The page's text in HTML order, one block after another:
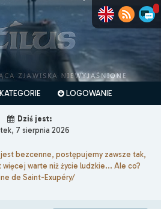
KATEGORIE LOGOWANIE
Dziś jest:
7 sierpnia 2026
bezcenne, postępujemy zawsze tak,
więcej warte niż życie ludzkie... Ale co?
de Saint-Exupéry/